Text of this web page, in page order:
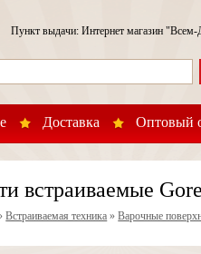
Доставка Оптовый
выдачи: Интернет магазин "Всем-
встраиваемые
Встраиваемая техника »Варочные